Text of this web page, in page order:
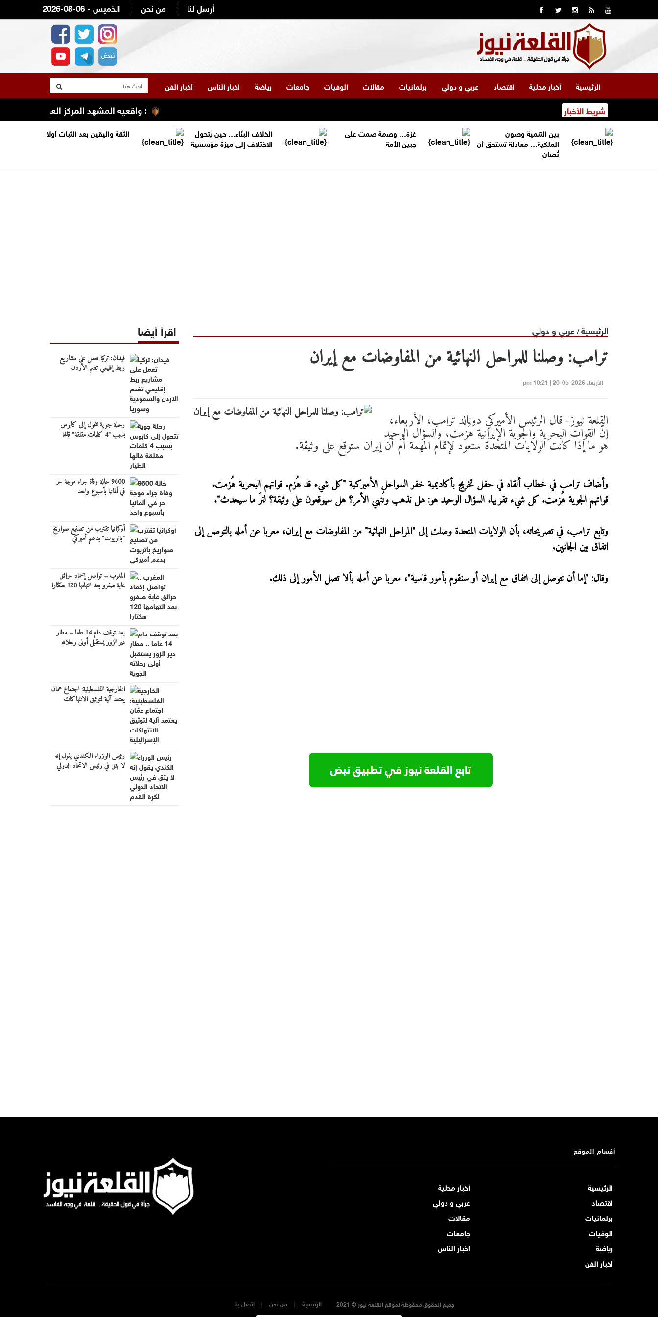
2026-08-06 - الخميس من نحن أرسل لنا
الرئيسية أخبار محلية اقتصاد عربي و دولي برلمانيات مقالات الوفيات جامعات رياضة اخبار الناس أخبار الفن
شريط الأخبار : واقعيه المشهد المركز العربي الطبي/
بين التنمية وصون
الملكية… معادلة تستحق أن
تُصان
غزة… وصمة صمت على
جبين الأمة
الخلاف البنّاء… حين يتحول
الاختلاف إلى ميزة مؤسسية
الثقة واليقين بعد الثبات أولا
الرئيسية/ عربي و دولي
ترامب: وصلنا للمراحل النهائية من المفاوضات مع إيران
الأربعاء 2026-05-20 | 10:21 pm
القلعة نيوز- قال الرئيس الأميركي دونالد ترامب، الأربعاء،
إنّ القوات البحرية والجوية الإيرانية هُزمت، والسؤال الوحيد
هو ما إذا كانت الولايات المتحدة ستعود لإتمام المهمة أم أن إيران ستوقع على وثيقة.
وأضاف ترامب في خطاب ألقاه في حفل تخريج بأكاديمية خفر السواحل الأميركية "كل شيء قد هُزم. قواتهم البحرية هُزمت.
قواتهم الجوية هُزمت. كل شيء تقريبا. السؤال الوحيد هو: هل نذهب ونُنهي الأمر؟ هل سيوقعون على وثيقة؟ لنرَ ما سيحدث".
وتابع ترامب، في تصريحاته، بأن الولايات المتحدة وصلت إلى "المراحل النهائية" من المفاوضات مع إيران، معربا عن أمله بالتوصل إلى
اتفاق بين الجانبين.
وقال: "إما أن نتوصل إلى اتفاق مع إيران أو سنقوم بأمور قاسية"، معربا عن أمله بألا تصل الأمور إلى ذلك.
اقرأ أيضا
فيدان: تركيا تعمل على مشاريع
ربط إقليمي تضم الأردن
رحلة جوية تتحول إلى كابوس
بسبب "4 كلمات مقلقة" قالها
9600 حالة وفاة جراء موجة حر
في ألمانيا بأسبوع واحد
أوكرانيا تقترب من تصنيع صواريخ
"باتريوت" بدعم أميركي
المغرب .. تواصل إخماد حرائق
غابة صفرو بعد التهامها 120 هكتارا
بعد توقف دام 14 عاما .. مطار
دير الزور يستقبل أولى رحلاته
الخارجية الفلسطينية: اجتماع عمّان
يعتمد آلية لتوثيق الانتهاكات
رئيس الوزراء الكندي يقول إنه
لا يثق في رئيس الاتحاد الدولي
أقسام الموقع
الرئيسية
أخبار محلية
اقتصاد
عربي و دولي
برلمانيات
مقالات
الوفيات
جامعات
رياضة
اخبار الناس
أخبار الفن
جميع الحقوق محفوظة لموقع القلعة نيوز © 2021 اتصل بنا من نحن الرئيسية